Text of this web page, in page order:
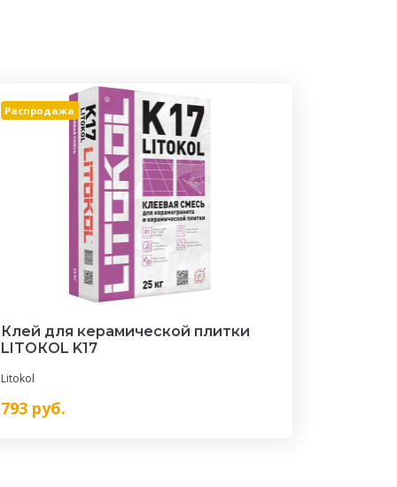
Распродажа
Клей для керамической плитки
LITOКOL K17
Litokol
793руб.